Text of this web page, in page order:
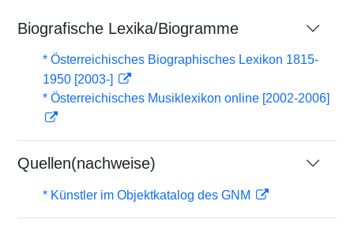
Biografische Lexika/Biogramme
* Österreichisches Biographisches Lexikon 1815-
1950 [2003-]
* Österreichisches Musiklexikon online [2002-2006]
Quellen(nachweise)
* Künstler im Objektkatalog des GNM